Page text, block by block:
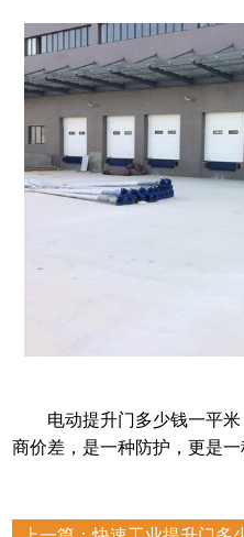
电动提升门多少钱一平米
商价差，是一种防护，更是一